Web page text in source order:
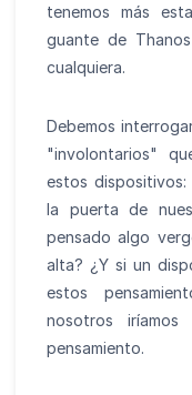
tenemos más
guante de
cualquiera.
Debemos
"involontarios"
estos
la puerta de
pensado algo
alta? ¿Y si un
estos
nosotros
pensamiento.